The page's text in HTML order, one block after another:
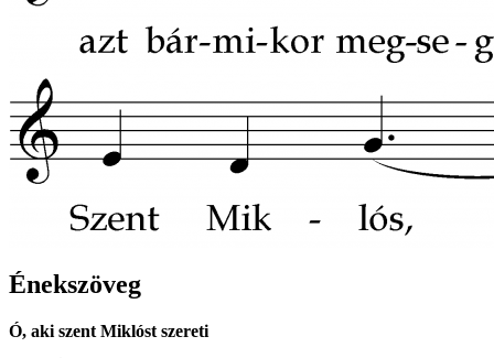
Énekszöveg
Ó, aki szent Miklóst szereti